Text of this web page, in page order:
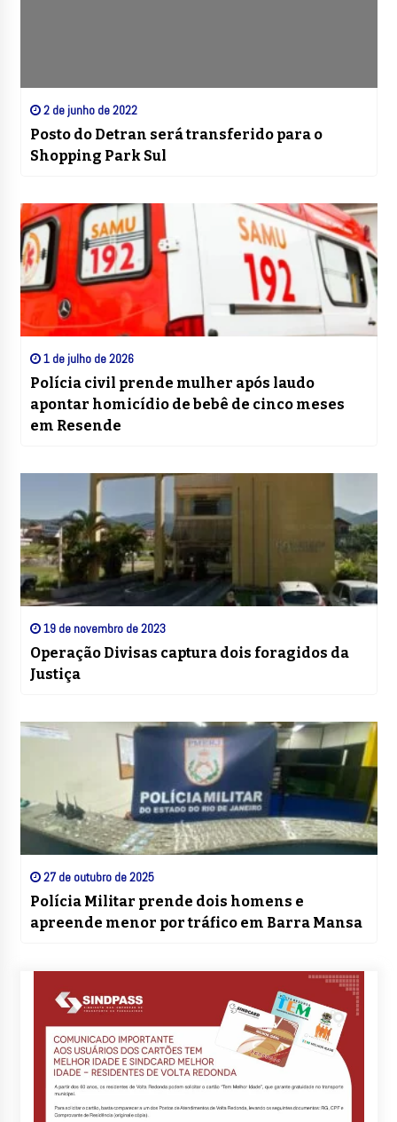
2 de junho de 2022
Posto do Detran será transferido para o
Shopping Park Sul
1 de julho de 2026
Polícia civil prende mulher após laudo
apontar homicídio de bebê de cinco meses
em Resende
19 de novembro de 2023
Operação Divisas captura dois foragidos da
Justiça
27 de outubro de 2025
Polícia Militar prende dois homens e
apreende menor por tráfico em Barra Mansa